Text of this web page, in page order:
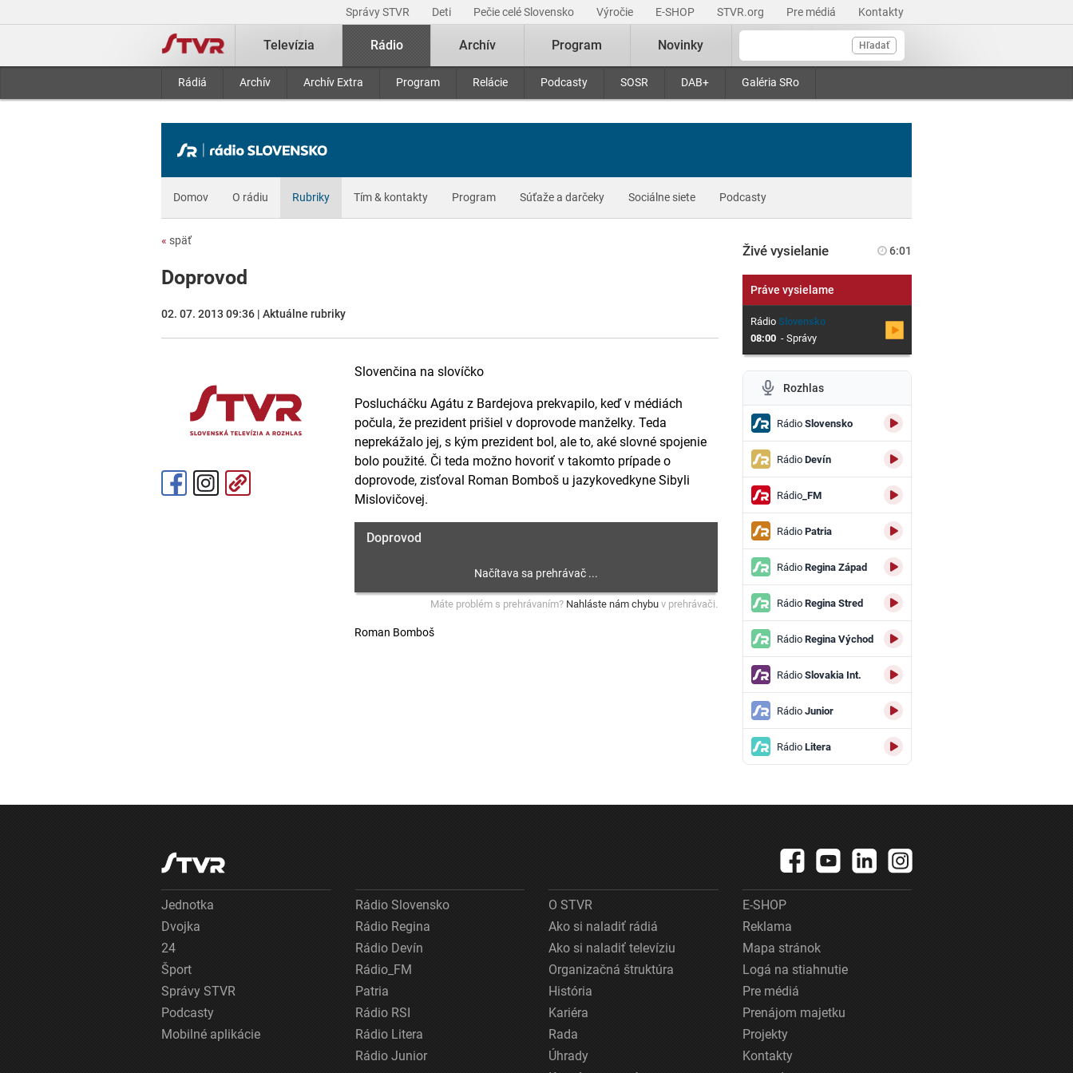
Správy STVR Deti Pečie celé Slovensko Výročie E-SHOP STVR.org Pre médiá Kontakty
Hľadať
Televízia Rádio
Rádiá Archív Archív Extra Program Relácie Podcasty SOSR DAB+ Galéria SRo
Archív Program Novinky
Domov O rádiu Rubriky Tím & kontakty Program Súťaže a darčeky Sociálne siete Podcasty
« späť
Doprovod
02. 07. 2013 09:36 | Aktuálne rubriky
Slovenčina na slovíčko
Poslucháčku Agátu z Bardejova prekvapilo, keď v médiách
počula, že prezident prišiel v doprovode manželky. Teda
neprekážalo jej, s kým prezident bol, ale to, aké slovné spojenie
bolo použité. Či teda možno hovoriť v takomto prípade o
doprovode, zisťoval Roman Bomboš u jazykovedkyne Sibyli
Mislovičovej.
Doprovod
Máte problém s prehrávaním? Nahláste nám chybu v prehrávači.
Roman Bomboš
Živé vysielanie 6:01
Práve vysielame
RádioSlovensko
08:00 - Správy
Rozhlas
RádioSlovensko
RádioDevín
Rádio_FM
RádioPatria
RádioRegina Západ
RádioRegina Stred
RádioRegina Východ
RádioSlovakia Int.
RádioJunior
RádioLitera
Jednotka
Dvojka
24
Šport
Správy STVR
Podcasty
Mobilné aplikácie
Rádio Slovensko
Rádio Regina
Rádio Devín
Rádio_FM
Patria
Rádio RSI
Rádio Litera
Rádio Junior
O STVR
Ako si naladiť rádiá
Ako si naladiť televíziu
Organizačná štruktúra
História
Kariéra
Rada
Úhrady
E-SHOP
Reklama
Mapa stránok
Logá na stiahnutie
Pre médiá
Prenájom majetku
Projekty
Kontakty